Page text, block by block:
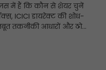
में हैं कि कौन से शेयर चुनें
ICICI डायरेक्ट की शोध-
तकनीकी आधारों और ठोस
के लिए वीडियो देखें।